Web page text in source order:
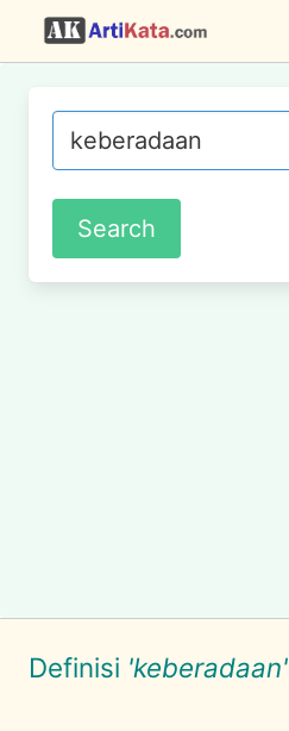
Definisi 'keberadaan'